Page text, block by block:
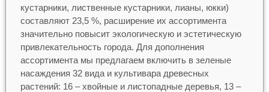
кустарники, лиственные кустарники, лианы, юкки)
составляют 23,5 %, расширение их ассортимента
значительно повысит экологическую и эстетическую
привлекательность города. Для дополнения
ассортимента мы предлагаем включить в зеленые
насаждения 32 вида и культивара древесных
растений: 16 – хвойные и листопадные деревья, 13 –